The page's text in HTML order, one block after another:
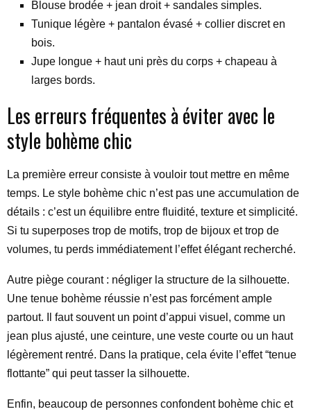
Blouse brodée + jean droit + sandales simples.
Tunique légère + pantalon évasé + collier discret en
bois.
Jupe longue + haut uni près du corps + chapeau à
larges bords.
Les erreurs fréquentes à éviter avec le
style bohème chic
La première erreur consiste à vouloir tout mettre en même
temps. Le style bohème chic n’est pas une accumulation de
détails : c’est un équilibre entre fluidité, texture et simplicité.
Si tu superposes trop de motifs, trop de bijoux et trop de
volumes, tu perds immédiatement l’effet élégant recherché.
Autre piège courant : négliger la structure de la silhouette.
Une tenue bohème réussie n’est pas forcément ample
partout. Il faut souvent un point d’appui visuel, comme un
jean plus ajusté, une ceinture, une veste courte ou un haut
légèrement rentré. Dans la pratique, cela évite l’effet “tenue
flottante” qui peut tasser la silhouette.
Enfin, beaucoup de personnes confondent bohème chic et